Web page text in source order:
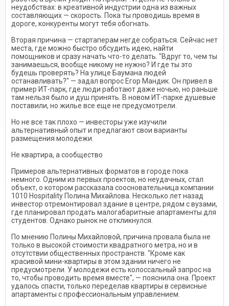
неудобствах: в креативной индустрии одна из важных
составляющих — скорость. Пока ты проводишь время в
дороге, конкуренты могут тебя обогнать.
Вторая причина — стартаперам негде собраться. Сейчас нет
места, где можно быстро обсудить идею, найти
помощников и сразу начать что-то делать. "Вдруг то, чем ты
занимаешься, вообще никому не нужно? И где ты это
будешь проверять? На улице Баумана людей
останавливать?" — задал вопрос Егор Мандик. Он привел в
пример ИТ-парк, где люди работают даже ночью, но раньше
там нельзя было и душ принять. В новом ИТ-парке душевые
поставили, но жилье все еще не предусмотрели.
Но не все так плохо — инвесторы уже изучили
альтернативный опыт и предлагают свои варианты
размещения молодежи.
Не квартира, а сообщество
Примеров альтернативных форматов в городе пока
немного. Одним из первых проектов, но неудачных, стал
объект, о котором рассказала соосновательница компании
1010 Hospitality Полина Михайлова. Несколько лет назад
инвестор отремонтировал здание в центре, рядом с вузами,
где планировал продать малогабаритные апартаменты для
студентов. Однако рынок не откликнулся.
По мнению Полины Михайловой, причина провала была не
только в высокой стоимости квадратного метра, но и в
отсутствии общественных пространств. "Кроме как
красивой мини-квартиры в этом здании ничего не
предусмотрели. У молодежи есть колоссальный запрос на
то, чтобы проводить время вместе", — пояснила она. Проект
удалось спасти, только переделав квартиры в сервисные
апартаменты с профессиональным управлением.